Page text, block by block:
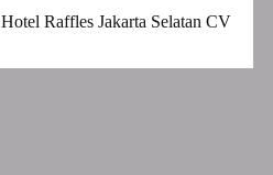
Raffles Jakarta Selatan CV